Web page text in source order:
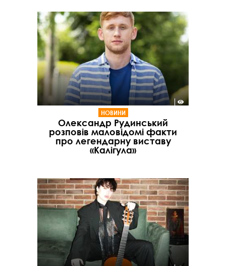
НОВИНИ
Олександр Рудинський
розповів маловідомі факти
про легендарну виставу
«Калігула»